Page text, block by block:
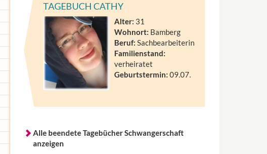
TAGEBUCH CATHY
Alter: 31
Wohnort: Bamberg
Beruf: Sachbearbeiterin
Familienstand:
verheiratet
Geburtstermin: 09.07.
Alle beendete Tagebücher Schwangerschaft
anzeigen